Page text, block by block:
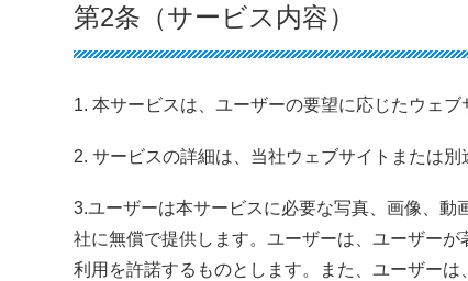
第2条（サービス内容）
1. 本サービスは、ユーザーの要望に応じたウェ
2. サービスの詳細は、当社ウェブサイトまたは別
3.ユーザーは本サービスに必要な写真、画像、
社に無償で提供します。ユーザーは、ユーザー
利用を許諾するものとします。また、ユーザー